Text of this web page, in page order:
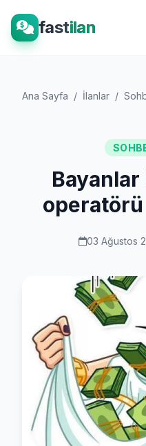
fastilan
Ana Sayfa / İlanlar /
operatörü
03 Ağustos